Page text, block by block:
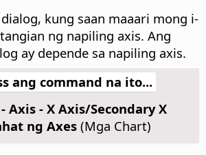
kung saan maaari mong i-
ng napiling axis. Ang
ay depende sa napiling axis.
ang command na ito...
Axis - X Axis/Secondary X
ng Axes(Mga Chart)